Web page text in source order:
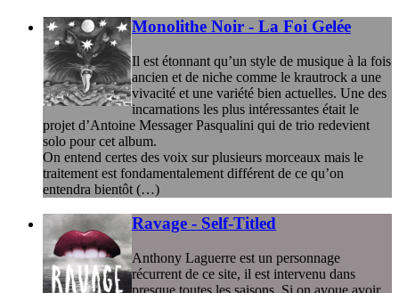
Monolithe Noir - La Foi Gelée
Il est étonnant qu’un style de musique à la fois
ancien et de niche comme le krautrock a une
vivacité et une variété bien actuelles. Une des
incarnations les plus intéressantes était le
projet d’Antoine Messager Pasqualini qui de trio redevient
solo pour cet album.
On entend certes des voix sur plusieurs morceaux mais le
traitement est fondamentalement différent de ce qu’on
entendra bientôt (…)
Ravage - Self-Titled
Anthony Laguerre est un personnage
récurrent de ce site, il est intervenu dans